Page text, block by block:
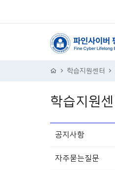
학습지원센터
학습지원센
공지사항
자주묻는질문